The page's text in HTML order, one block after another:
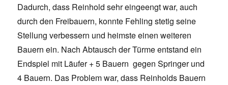
Dadurch, dass Reinhold sehr eingeengt war, auch
durch den Freibauern, konnte Fehling stetig seine
Stellung verbessern und heimste einen weiteren
Bauern ein. Nach Abtausch der Türme entstand ein
Endspiel mit Läufer + 5 Bauern gegen Springer und
4 Bauern. Das Problem war, dass Reinholds Bauern